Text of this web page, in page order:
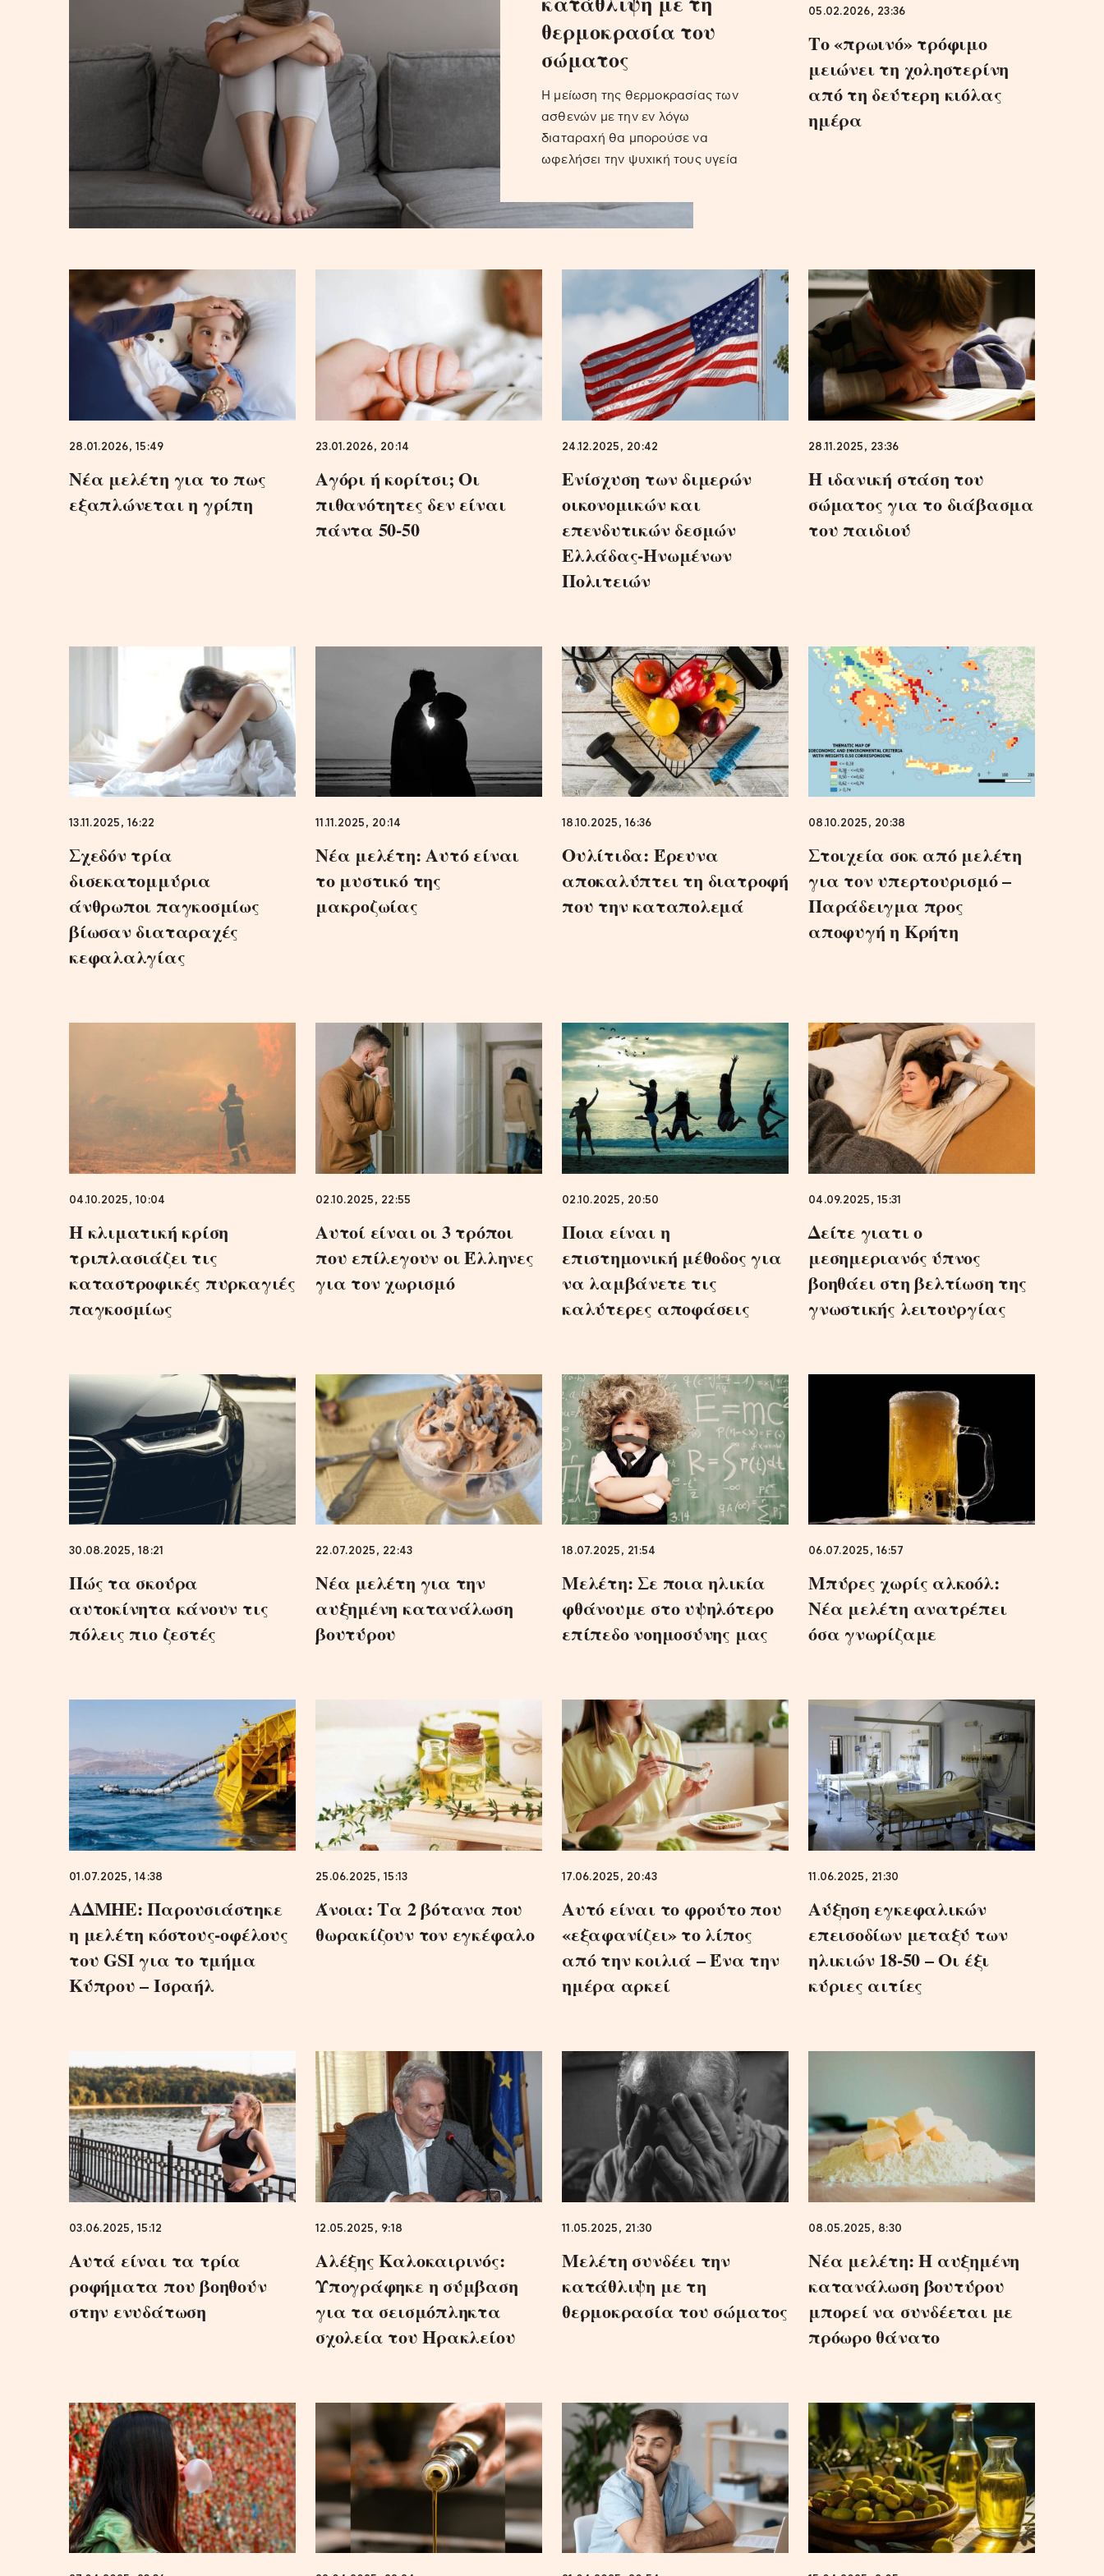
θερμοκρασία του
σώματος
H μείωση της θερμοκρασίας των
ασθενών με την εν λόγω
διαταραχή θα μπορούσε να
ωφελήσει την ψυχική τους υγεία
05.02.2026, 23:36
Το «πρωινό» τρόφιμο
μειώνει τη χοληστερίνη
από τη δεύτερη κιόλας
ημέρα
28.01.2026, 15:49
Νέα μελέτη για το πως
εξαπλώνεται η γρίπη
23.01.2026, 20:14
Αγόρι ή κορίτσι; Οι
πιθανότητες δεν είναι
πάντα 50-50
24.12.2025, 20:42
Ενίσχυση των διμερών
οικονομικών και
επενδυτικών δεσμών
Ελλάδας-Ηνωμένων
Πολιτειών
28.11.2025, 23:36
Η ιδανική στάση του
σώματος για το διάβασμα
του παιδιού
13.11.2025, 16:22
Σχεδόν τρία
δισεκατομμύρια
άνθρωποι παγκοσμίως
βίωσαν διαταραχές
κεφαλαλγίας
11.11.2025, 20:14
Νέα μελέτη: Αυτό είναι
το μυστικό της
μακροζωίας
18.10.2025, 16:36
Ουλίτιδα: Έρευνα
αποκαλύπτει τη διατροφή
που την καταπολεμά
08.10.2025, 20:38
Στοιχεία σοκ από μελέτη
για τον υπερτουρισμό –
Παράδειγμα προς
αποφυγή η Κρήτη
04.10.2025, 10:04
Η κλιματική κρίση
τριπλασιάζει τις
καταστροφικές πυρκαγιές
παγκοσμίως
02.10.2025, 22:55
Αυτοί είναι οι 3 τρόποι
που επίλεγουν οι Έλληνες
για τον χωρισμό
02.10.2025, 20:50
Ποια είναι η
επιστημονική μέθοδος για
να λαμβάνετε τις
καλύτερες αποφάσεις
04.09.2025, 15:31
Δείτε γιατι ο
μεσημεριανός ύπνος
βοηθάει στη βελτίωση της
γνωστικής λειτουργίας
30.08.2025, 18:21
Πώς τα σκούρα
αυτοκίνητα κάνουν τις
πόλεις πιο ζεστές
22.07.2025, 22:43
Νέα μελέτη για την
αυξημένη κατανάλωση
βουτύρου
18.07.2025, 21:54
Μελέτη: Σε ποια ηλικία
φθάνουμε στο υψηλότερο
επίπεδο νοημοσύνης μας
06.07.2025, 16:57
Μπύρες χωρίς αλκοόλ:
Νέα μελέτη ανατρέπει
όσα γνωρίζαμε
01.07.2025, 14:38
ΑΔΜΗΕ: Παρουσιάστηκε
η μελέτη κόστους-οφέλους
του GSI για το τμήμα
Κύπρου – Ισραήλ
25.06.2025, 15:13
Άνοια: Τα 2 βότανα που
θωρακίζουν τον εγκέφαλο
17.06.2025, 20:43
Αυτό είναι το φρούτο που
«εξαφανίζει» το λίπος
από την κοιλιά – Ένα την
ημέρα αρκεί
11.06.2025, 21:30
Αύξηση εγκεφαλικών
επεισοδίων μεταξύ των
ηλικιών 18-50 – Οι έξι
κύριες αιτίες
03.06.2025, 15:12
Αυτά είναι τα τρία
ροφήματα που βοηθούν
στην ενυδάτωση
12.05.2025, 9:18
Αλέξης Καλοκαιρινός:
Υπογράφηκε η σύμβαση
για τα σεισμόπληκτα
σχολεία του Ηρακλείου
11.05.2025, 21:30
Μελέτη συνδέει την
κατάθλιψη με τη
θερμοκρασία του σώματος
08.05.2025, 8:30
Νέα μελέτη: Η αυξημένη
κατανάλωση βουτύρου
μπορεί να συνδέεται με
πρόωρο θάνατο